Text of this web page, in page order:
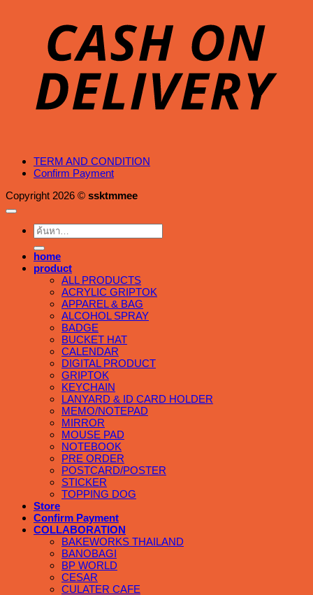
TERM AND CONDITION
Confirm Payment
Copyright 2026 © ssktmmee
ค้นหา:
home
product
ALL PRODUCTS
ACRYLIC GRIPTOK
APPAREL & BAG
ALCOHOL SPRAY
BADGE
BUCKET HAT
CALENDAR
DIGITAL PRODUCT
GRIPTOK
KEYCHAIN
LANYARD & ID CARD HOLDER
MEMO/NOTEPAD
MIRROR
MOUSE PAD
NOTEBOOK
PRE ORDER
POSTCARD/POSTER
STICKER
TOPPING DOG
Store
Confirm Payment
COLLABORATION
BAKEWORKS THAILAND
BANOBAGI
BP WORLD
CESAR
CULATER CAFE